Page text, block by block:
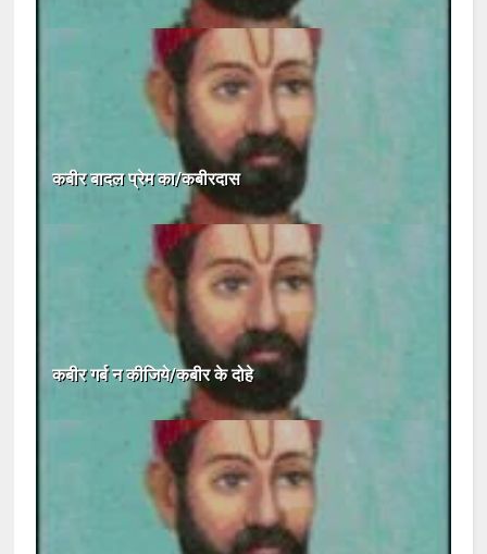
कबीर बादल प्रेम का/कबीरदास
कबीर गर्ब न कीजिये/कबीर के दोहे